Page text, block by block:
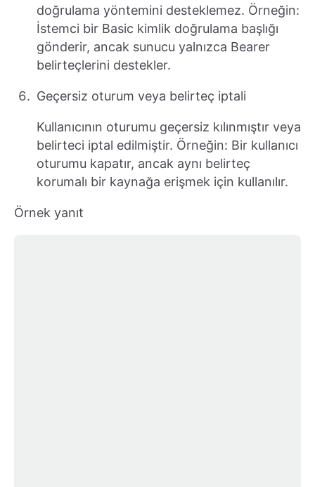
doğrulama yöntemini desteklemez. Örneğin:
İstemci bir Basic kimlik doğrulama başlığı
gönderir, ancak sunucu yalnızca Bearer
belirteçlerini destekler.
Geçersiz oturum veya belirteç iptali
Kullanıcının oturumu geçersiz kılınmıştır veya
belirteci iptal edilmiştir. Örneğin: Bir kullanıcı
oturumu kapatır, ancak aynı belirteç
korumalı bir kaynağa erişmek için kullanılır.
Örnek yanıt